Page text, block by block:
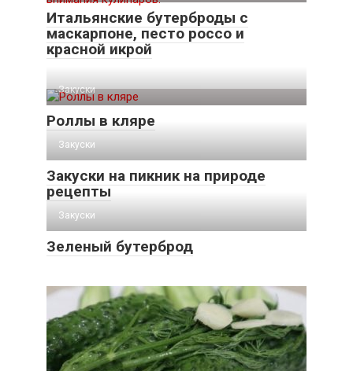
Итальянские бутерброды с
маскарпоне, песто россо и
красной икрой
Закуски
Роллы в кляре
Закуски
Закуски на пикник на природе
рецепты
Закуски
Зеленый бутерброд